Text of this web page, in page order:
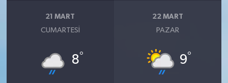
21 MART
CUMARTESI
8°
22 MART
PAZAR
9°